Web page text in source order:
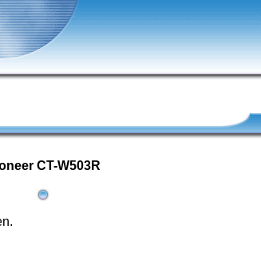
CT-W503R